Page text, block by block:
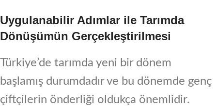
Uygulanabilir Adımlar ile Tarımda
Dönüşümün Gerçekleştirilmesi
Türkiye’de tarımda yeni bir dönem
başlamış durumdadır ve bu dönemde genç
çiftçilerin önderliği oldukça önemlidir.